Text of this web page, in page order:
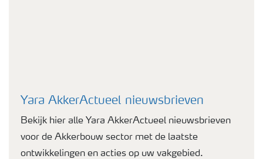
Yara AkkerActueel nieuwsbrieven
Bekijk hier alle Yara AkkerActueel nieuwsbrieven
voor de Akkerbouw sector met de laatste
ontwikkelingen en acties op uw vakgebied.